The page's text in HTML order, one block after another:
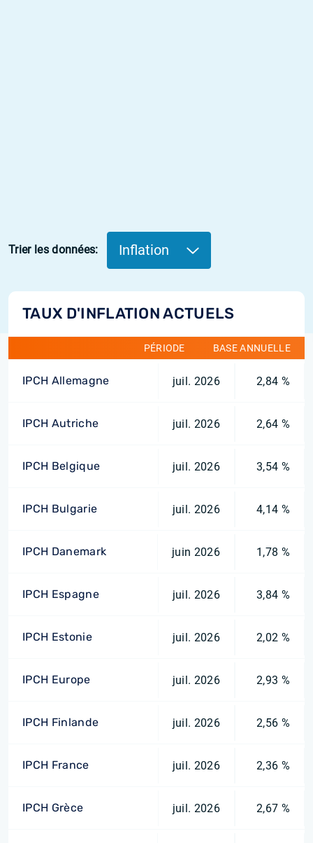
Trier les données: Inflation
TAUX D'INFLATION ACTUELS
PÉRIODE BASE ANNUELLE
IPCH Allemagne juil. 2026 2,84 %
IPCH Autriche juil. 2026 2,64 %
IPCH Belgique juil. 2026 3,54 %
IPCH Bulgarie juil. 2026 4,14 %
IPCH Danemark juin 2026 1,78 %
IPCH Espagne juil. 2026 3,84 %
IPCH Estonie juil. 2026 2,02 %
IPCH Europe juil. 2026 2,93 %
IPCH Finlande juil. 2026 2,56 %
IPCH France juil. 2026 2,36 %
IPCH Grèce juil. 2026 2,67 %